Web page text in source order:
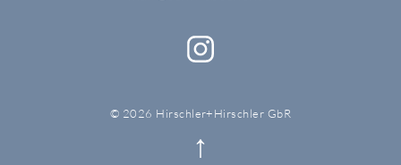
© 2026 Hirschler+Hirschler GbR